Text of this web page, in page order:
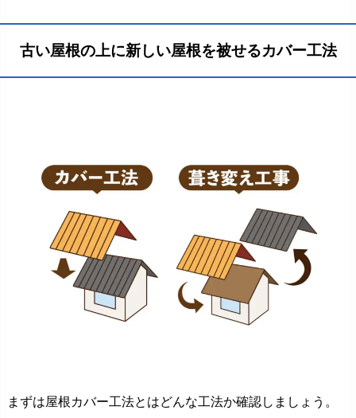
古い屋根の上に新しい屋根を被せるカバー工法
まずは屋根カバー工法とはどんな工法か確認しましょう。